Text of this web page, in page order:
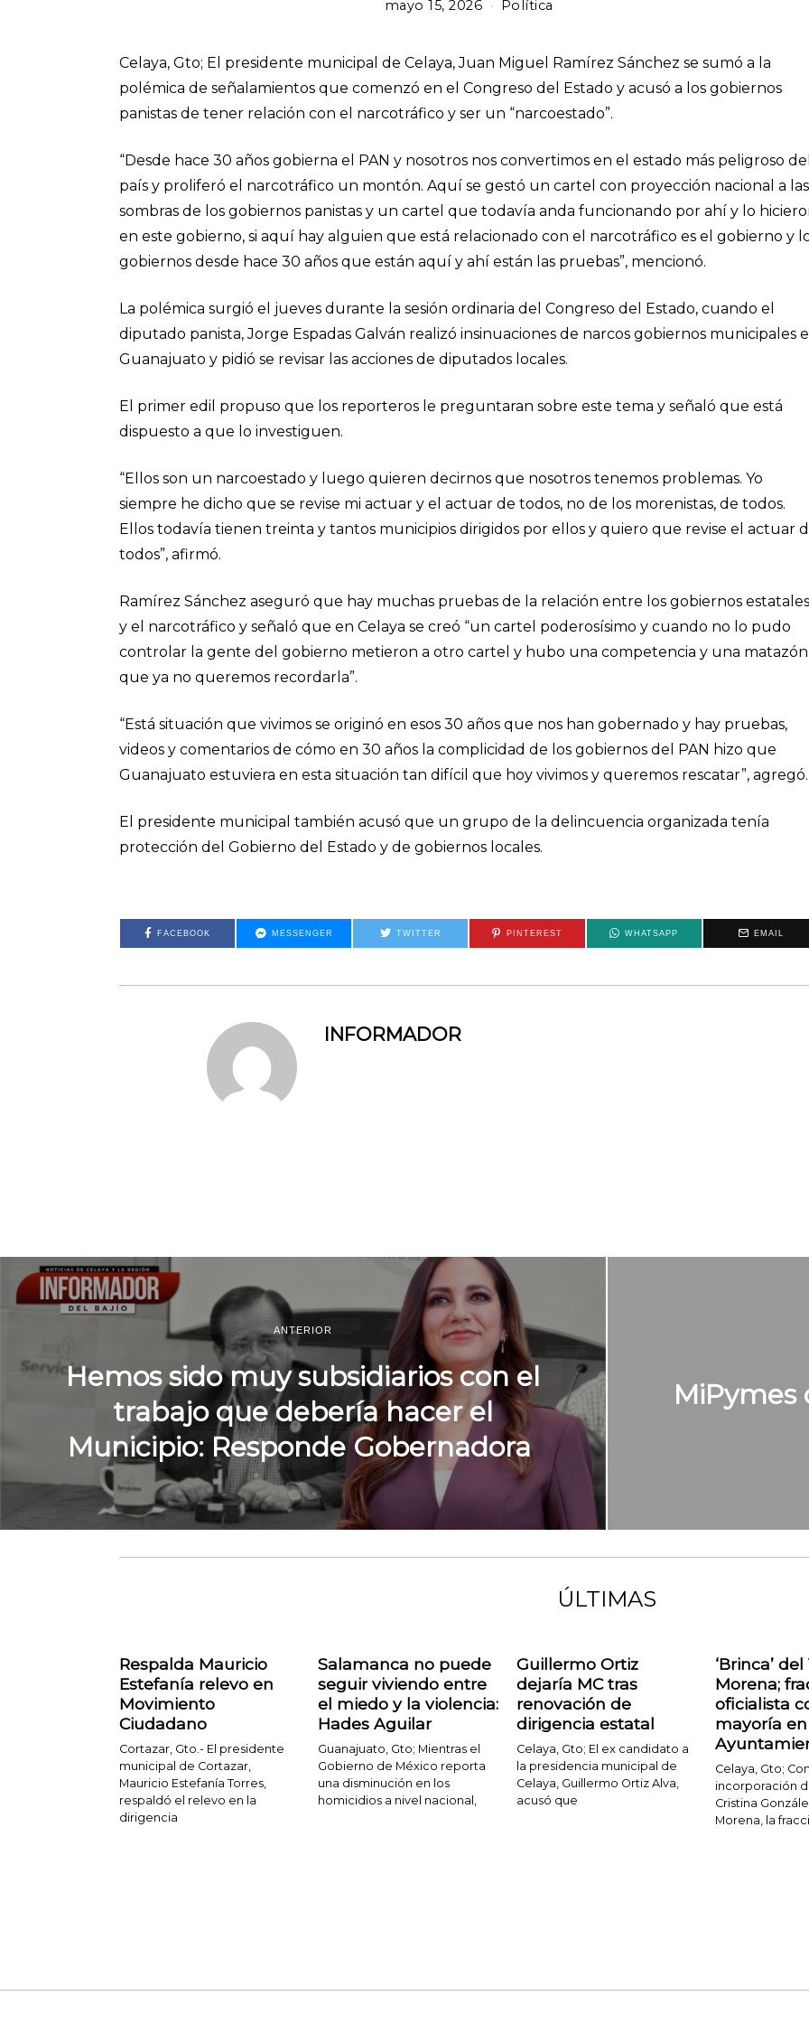
mayo 15, 2026
i
4
2
6
Política
Celaya, Gto; El presidente municipal de Celaya, Juan Miguel Ramírez Sánchez se sumó a la
polémica de señalamientos que comenzó en el Congreso del Estado y acusó a los gobiernos
panistas de tener relación con el narcotráfico y ser un “narcoestado”.
“Desde hace 30 años gobierna el PAN y nosotros nos convertimos en el estado más peligroso del
país y proliferó el narcotráfico un montón. Aquí se gestó un cartel con proyección nacional a las
sombras de los gobiernos panistas y un cartel que todavía anda funcionando por ahí y lo
en este gobierno, si aquí hay alguien que está relacionado con el narcotráfico es el gobierno y
gobiernos desde hace 30 años que están aquí y ahí están las pruebas”, mencionó.
La polémica surgió el jueves durante la sesión ordinaria del Congreso del Estado, cuando el
diputado panista, Jorge Espadas Galván realizó insinuaciones de narcos gobiernos municipales
Guanajuato y pidió se revisar las acciones de diputados locales.
El primer edil propuso que los reporteros le preguntaran sobre este tema y señaló que está
dispuesto a que lo investiguen.
“Ellos son un narcoestado y luego quieren decirnos que nosotros tenemos problemas. Yo
siempre he dicho que se revise mi actuar y el actuar de todos, no de los morenistas, de todos.
Ellos todavía tienen treinta y tantos municipios dirigidos por ellos y quiero que revise el actuar
todos”, afirmó.
Ramírez Sánchez aseguró que hay muchas pruebas de la relación entre los gobiernos estatales
y el narcotráfico y señaló que en Celaya se creó “un cartel poderosísimo y cuando no lo pudo
controlar la gente del gobierno metieron a otro cartel y hubo una competencia y una matazón
que ya no queremos recordarla”.
“Está situación que vivimos se originó en esos 30 años que nos han gobernado y hay pruebas,
videos y comentarios de cómo en 30 años la complicidad de los gobiernos del PAN hizo que
Guanajuato estuviera en esta situación tan difícil que hoy vivimos y queremos rescatar”, agregó.
El presidente municipal también acusó que un grupo de la delincuencia organizada tenía
protección del Gobierno del Estado y de gobiernos locales.
FACEBOOK MESSENGER TWITTER PINTEREST WHATSAPP EMAIL
INFORMADOR
ANTERIOR
Hemos sido muy subsidiarios con el
trabajo que debería hacer el
Municipio: Responde Gobernadora
MiPymes
ÚLTIMAS
Respalda Mauricio
Estefanía relevo en
Movimiento
Ciudadano
Cortazar, Gto.- El presidente
municipal de Cortazar,
Mauricio Estefanía Torres,
respaldó el relevo en la
dirigencia
Salamanca no puede
seguir viviendo entre
el miedo y la violencia:
Hades Aguilar
Guanajuato, Gto; Mientras el
Gobierno de México reporta
una disminución en los
homicidios a nivel nacional,
Guillermo Ortiz
dejaría MC tras
renovación de
dirigencia estatal
Celaya, Gto; El ex candidato a
la presidencia municipal de
Celaya, Guillermo Ortiz Alva,
acusó que
‘Brinca’
Morena;
oficialista
mayoría en
Celaya, Gto;
incorporación
Cristina
Morena, la